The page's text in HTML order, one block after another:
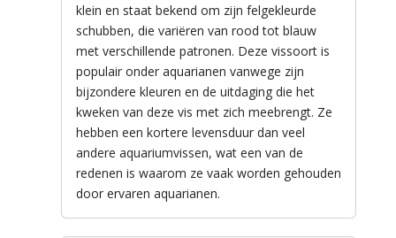
klein en staat bekend om zijn felgekleurde
schubben, die variëren van rood tot blauw
met verschillende patronen. Deze vissoort is
populair onder aquarianen vanwege zijn
bijzondere kleuren en de uitdaging die het
kweken van deze vis met zich meebrengt. Ze
hebben een kortere levensduur dan veel
andere aquariumvissen, wat een van de
redenen is waarom ze vaak worden gehouden
door ervaren aquarianen.